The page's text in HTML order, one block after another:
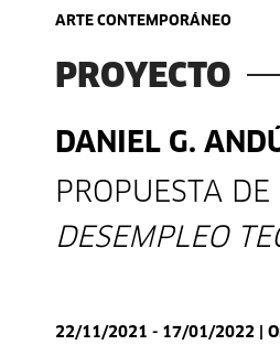
ARTE CONTEMPORÁNEO
PROYECTO
DANIEL G.
PROPUESTA
DESEMPLEO
22/11/2021 - 17/01/2022 |